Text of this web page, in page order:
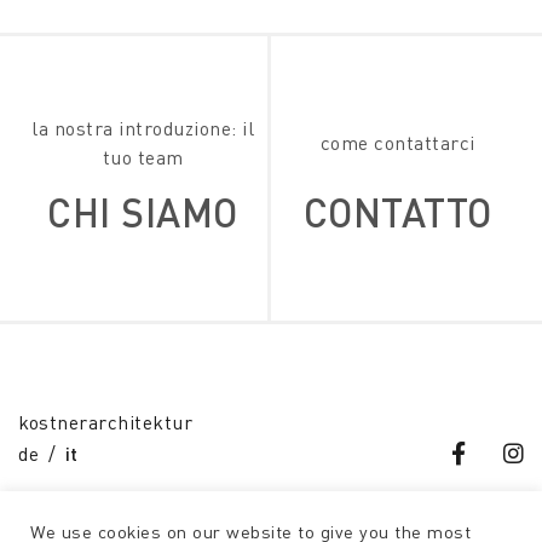
la nostra introduzione: il
tuo team
CHI SIAMO
come contattarci
CONTATTO
kostnerarchitektur
de
it
We use cookies on our website to give you the most